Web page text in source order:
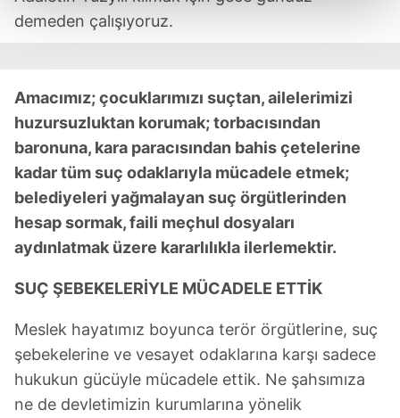
Sizlere daha iyi bir hizmet sunabilmek için İnternet
Sitemizde kendimize ve üçüncü kişilere ait çerezler
kullanılmaktadır. Bu çerezler vasıtasıyla çeşitli kişisel
verileriniz işlenmekte olup gerekli olan çerezler bilgi
toplumu hizmetlerinin sunulması amacıyla
kullanılmaktadır. Diğer çerezler, sitemizin daha işlevsel
kılınması ve kişiselleştirilmesi ve sizlere yönelik
reklam/pazarlama faaliyetlerinin yapılması, amaçlarıyla
sınırlı olarak açık rızanız dahilinde kullanılacaktır.
Çerezlere ilişkin tercihlerinizi aşağıda yer alan panel
vasıtasıyla belirleyebilirsiniz. Çerezlere ilişkin detaylı bilgi
için Ayarlar butonuna tıklayabilir, Çerez Bilgilendirme
Metnimiziziyaret edebilirsiniz.
demeden çalışıyoruz.
Amacımız; çocuklarımızı suçtan, ailelerimizi
huzursuzluktan korumak; torbacısından
baronuna, kara paracısından bahis çetelerine
kadar tüm suç odaklarıyla mücadele etmek;
belediyeleri yağmalayan suç örgütlerinden
hesap sormak, faili meçhul dosyaları
aydınlatmak üzere kararlılıkla ilerlemektir.
SUÇ ŞEBEKELERİYLE MÜCADELE ETTİK
Meslek hayatımız boyunca terör örgütlerine, suç
şebekelerine ve vesayet odaklarına karşı sadece
hukukun gücüyle mücadele ettik. Ne şahsımıza
ne de devletimizin kurumlarına yönelik